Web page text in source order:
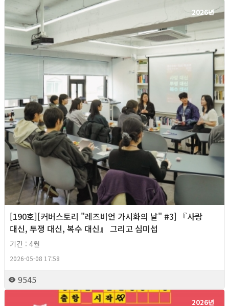
2026년
[190호][커버스토리 "레즈비언 가시화의 날" #3] 『사랑
대신, 투쟁 대신, 복수 대신』 그리고 심미섭
기간 : 4월
2026-05-08 17:58
9545
2026년